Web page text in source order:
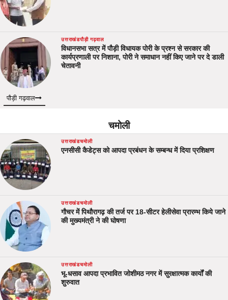
उत्तराखंडपौड़ी गढ़वाल
विधानसभा सत्र में पौड़ी विधायक पोरी के प्रश्न से सरकार की
कार्यप्रणाली पर निशाना, पोरी ने समाधान नहीं किए जाने पर दे डाली
चेतावनी
पौड़ी गढ़वाल
चमोली
उत्तराखंडचमोली
एनसीसी कैडेट्स को आपदा प्रबंधन के सम्बन्ध में दिया प्रशिक्षण
उत्तराखंडचमोली
गौचर में पिथौरागढ़ की तर्ज पर 18-सीटर हेलीसेवा प्रारम्भ किये जाने
की मुख्यमंत्री ने की घोषणा
उत्तराखंडचमोली
भू-धसाव आपदा प्रभावित जोशीमठ नगर में सुरक्षात्मक कार्यों की
शुरुवात